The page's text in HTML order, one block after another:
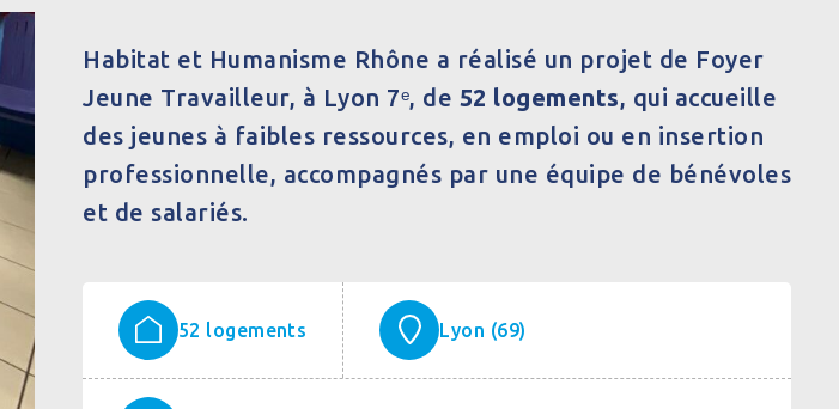
Habitat et Humanisme Rhône a réalisé un projet de Foyer
Jeune Travailleur, à Lyon 7ᵉ, de 52 logements, qui accueille
des jeunes à faibles ressources, en emploi ou en insertion
professionnelle, accompagnés par une équipe de bénévoles
et de salariés.
52 logements Lyon (69)